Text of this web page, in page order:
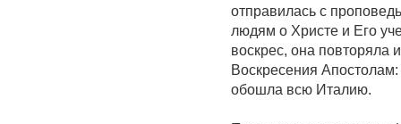
отправилась с
людям о Христе и Его
воскрес, она повторяла
Воскресения
обошла всю Италию.